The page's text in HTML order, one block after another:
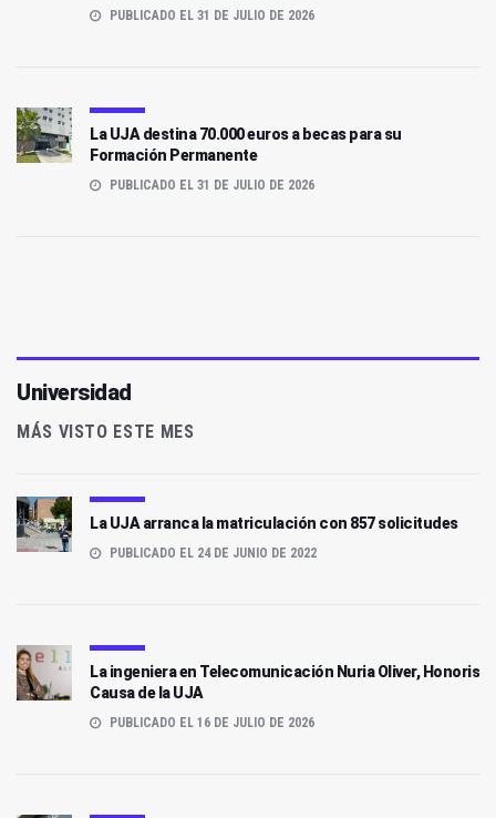
PUBLICADO EL 31 DE JULIO DE 2026
La UJA destina 70.000 euros a becas para su
Formación Permanente
PUBLICADO EL 31 DE JULIO DE 2026
Universidad
MÁS VISTO ESTE MES
La UJA arranca la matriculación con 857 solicitudes
PUBLICADO EL 24 DE JUNIO DE 2022
La ingeniera en Telecomunicación Nuria Oliver, Honoris
Causa de la UJA
PUBLICADO EL 16 DE JULIO DE 2026